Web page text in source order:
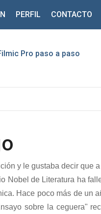
PERFIL CONTACTO
Pro paso a paso
y le gustaba decir que
Nobel de Literatura ha
Hace poco más de un
sobre la ceguera"
¿Recordar usuario?